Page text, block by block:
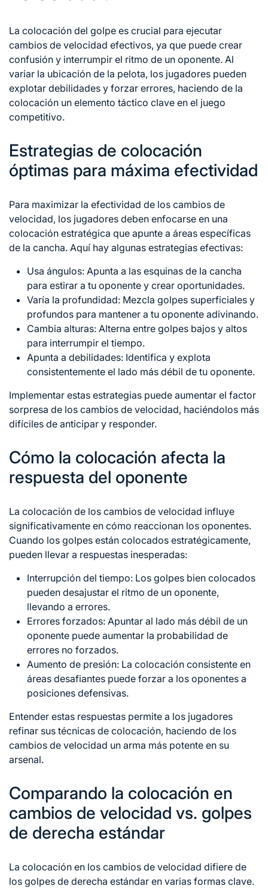
La colocación del golpe es crucial para ejecutar
cambios de velocidad efectivos, ya que puede crear
confusión y interrumpir el ritmo de un oponente. Al
variar la ubicación de la pelota, los jugadores pueden
explotar debilidades y forzar errores, haciendo de la
colocación un elemento táctico clave en el juego
competitivo.
Estrategias de colocación
óptimas para máxima efectividad
Para maximizar la efectividad de los cambios de
velocidad, los jugadores deben enfocarse en una
colocación estratégica que apunte a áreas específicas
de la cancha. Aquí hay algunas estrategias efectivas:
Usa ángulos: Apunta a las esquinas de la cancha
para estirar a tu oponente y crear oportunidades.
Varía la profundidad: Mezcla golpes superficiales y
profundos para mantener a tu oponente adivinando.
Cambia alturas: Alterna entre golpes bajos y altos
para interrumpir el tiempo.
Apunta a debilidades: Identifica y explota
consistentemente el lado más débil de tu oponente.
Implementar estas estrategias puede aumentar el factor
sorpresa de los cambios de velocidad, haciéndolos más
difíciles de anticipar y responder.
Cómo la colocación afecta la
respuesta del oponente
La colocación de los cambios de velocidad influye
significativamente en cómo reaccionan los oponentes.
Cuando los golpes están colocados estratégicamente,
pueden llevar a respuestas inesperadas:
Interrupción del tiempo: Los golpes bien colocados
pueden desajustar el ritmo de un oponente,
llevando a errores.
Errores forzados: Apuntar al lado más débil de un
oponente puede aumentar la probabilidad de
errores no forzados.
Aumento de presión: La colocación consistente en
áreas desafiantes puede forzar a los oponentes a
posiciones defensivas.
Entender estas respuestas permite a los jugadores
refinar sus técnicas de colocación, haciendo de los
cambios de velocidad un arma más potente en su
arsenal.
Comparando la colocación en
cambios de velocidad vs. golpes
de derecha estándar
La colocación en los cambios de velocidad difiere de
los golpes de derecha estándar en varias formas clave.